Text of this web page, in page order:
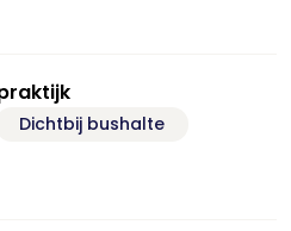
Dichtbij bushalte